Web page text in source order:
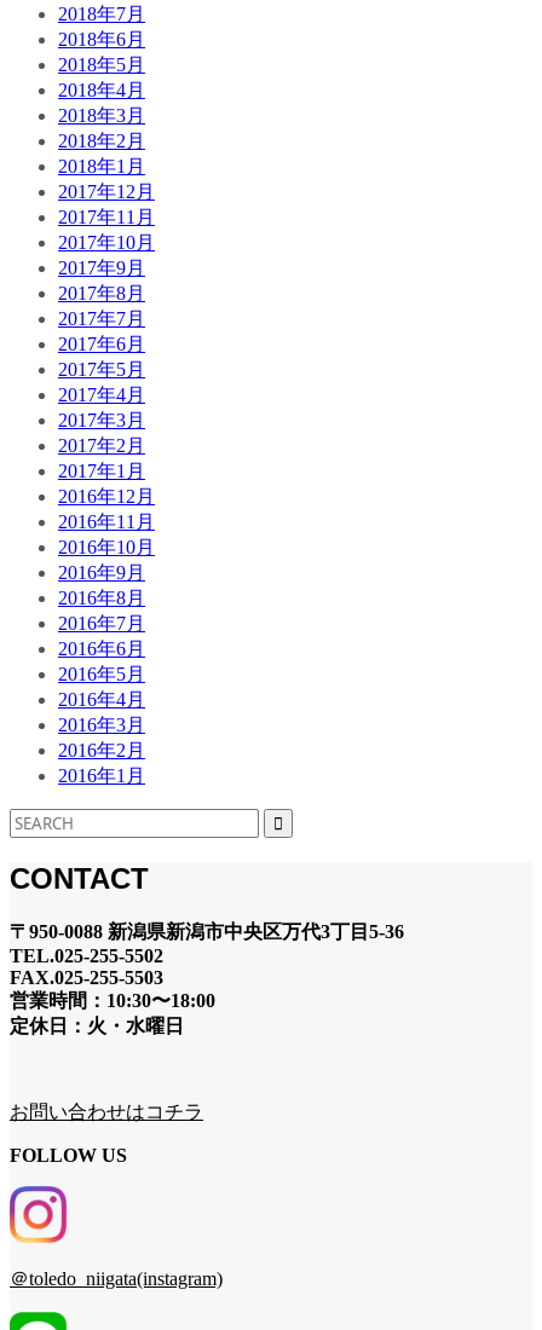
2018年7月
2018年6月
2018年5月
2018年4月
2018年3月
2018年2月
2018年1月
2017年12月
2017年11月
2017年10月
2017年9月
2017年8月
2017年7月
2017年6月
2017年5月
2017年4月
2017年3月
2017年2月
2017年1月
2016年12月
2016年11月
2016年10月
2016年9月
2016年8月
2016年7月
2016年6月
2016年5月
2016年4月
2016年3月
2016年2月
2016年1月
CONTACT
〒950-0088 新潟県新潟市中央区万代3丁目5-36
TEL.025-255-5502
FAX.025-255-5503
営業時間：10:30〜18:00
定休日：火・水曜日
お問い合わせはコチラ
FOLLOW US
＠toledo_niigata(instagram)